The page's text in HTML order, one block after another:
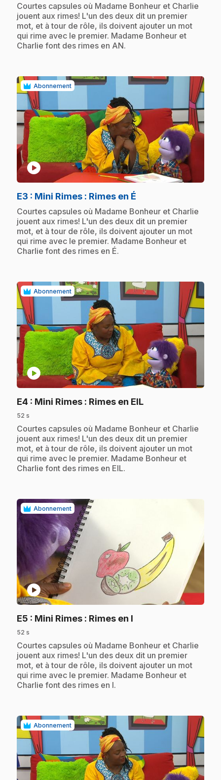
.Courtes capsules où Madame Bonheur et Charlie
jouent aux rimes! L'un des deux dit un premier
mot, et à tour de rôle, ils doivent ajouter un mot
qui rime avec le premier. Madame Bonheur et
Charlie font des rimes en AN.
Abonnement
play_circle
E3 : Mini Rimes : Rimes en É
.Courtes capsules où Madame Bonheur et Charlie
jouent aux rimes! L'un des deux dit un premier
mot, et à tour de rôle, ils doivent ajouter un mot
qui rime avec le premier. Madame Bonheur et
Charlie font des rimes en É.
Abonnement
play_circle
E4 : Mini Rimes : Rimes en EIL.
52 s
.Courtes capsules où Madame Bonheur et Charlie
jouent aux rimes! L'un des deux dit un premier
mot, et à tour de rôle, ils doivent ajouter un mot
qui rime avec le premier. Madame Bonheur et
Charlie font des rimes en EIL.
Abonnement
play_circle
E5 : Mini Rimes : Rimes en I
52 s
.Courtes capsules où Madame Bonheur et Charlie
jouent aux rimes! L'un des deux dit un premier
mot, et à tour de rôle, ils doivent ajouter un mot
qui rime avec le premier. Madame Bonheur et
Charlie font des rimes en I.
Abonnement